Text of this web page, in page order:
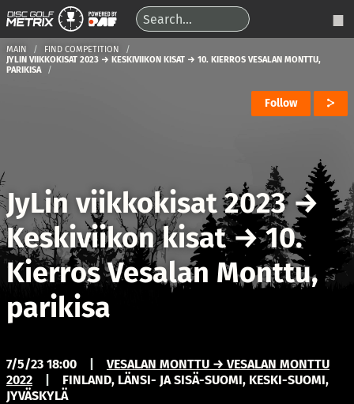
MAIN
FIND COMPETITION
JYLIN VIIKKOKISAT 2023 → KESKIVIIKON KISAT → 10. KIERROS VESALAN MONTTU,
PARIKISA
Follow
JyLin viikkokisat 2023→
Keskiviikon kisat→10.
Kierros Vesalan Monttu,
parikisa
7/5/23 18:00
VESALAN MONTTU → VESALAN MONTTU
2022
FINLAND, LÄNSI- JA SISÄ-SUOMI, KESKI-SUOMI,
JYVÄSKYLÄ